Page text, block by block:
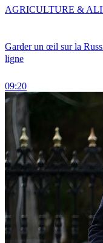
Garder un œil sur la
ligne
09:20
AGRICULTURE &